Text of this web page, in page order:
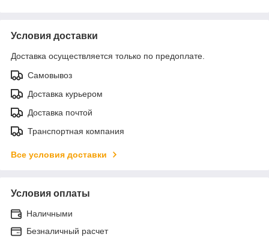
Условия доставки
Доставка осуществляется только по предоплате.
Самовывоз
Доставка курьером
Доставка почтой
Транспортная компания
Все условия доставки
Условия оплаты
Наличными
Безналичный расчет